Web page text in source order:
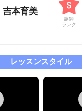
吉本育美
講師
ランク
レッスンスタイル